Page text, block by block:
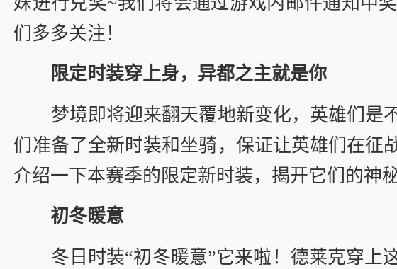
们多多关注！
限定时装穿上身，异都之主就是你
梦境即将迎来翻天覆地新变化，英雄们是
们准备了全新时装和坐骑，保证让英雄们在征
介绍一下本赛季的限定新时装，揭开它们的神秘
初冬暖意
冬日时装“初冬暖意”它来啦！德莱克穿上